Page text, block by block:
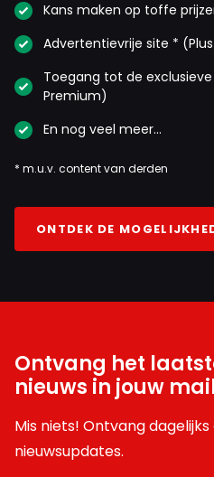
Kans maken op toffe
Advertentievrije site *
Toegang tot de exclusieve
Premium)
En nog veel meer…
* m.u.v. content van derden
ONTDEK DE
Ontvang het
nieuws in jouw
Mis niets! Ontvang
nieuwsupdates.